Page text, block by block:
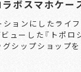
ボスマホケー
ションにしたライ
ューした『トポロ
グシップショップを